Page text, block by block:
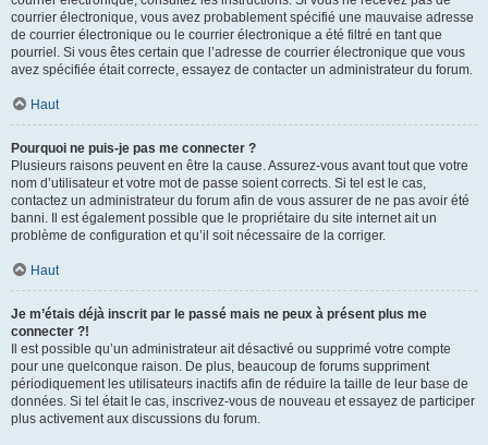
courrier électronique, vous avez probablement spécifié une mauvaise adresse
de courrier électronique ou le courrier électronique a été filtré en tant que
pourriel. Si vous êtes certain que l’adresse de courrier électronique que vous
avez spécifiée était correcte, essayez de contacter un administrateur du forum.
Haut
Pourquoi ne puis-je pas me connecter ?
Plusieurs raisons peuvent en être la cause. Assurez-vous avant tout que votre
nom d’utilisateur et votre mot de passe soient corrects. Si tel est le cas,
contactez un administrateur du forum afin de vous assurer de ne pas avoir été
banni. Il est également possible que le propriétaire du site internet ait un
problème de configuration et qu’il soit nécessaire de la corriger.
Haut
Je m’étais déjà inscrit par le passé mais ne peux à présent plus me
connecter ?!
Il est possible qu’un administrateur ait désactivé ou supprimé votre compte
pour une quelconque raison. De plus, beaucoup de forums suppriment
périodiquement les utilisateurs inactifs afin de réduire la taille de leur base de
données. Si tel était le cas, inscrivez-vous de nouveau et essayez de participer
plus activement aux discussions du forum.